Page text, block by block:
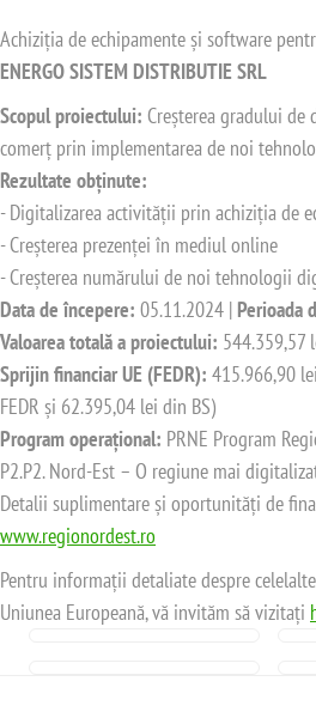
Achiziția de echipamente și software
ENERGO SISTEM DISTRIBUTIE SRL
Scopul proiectului: Creșterea gradului
comerț prin implementarea de noi
Rezultate obținute:
- Digitalizarea activității prin achiziția de
- Creșterea prezenței în mediul online
- Creșterea numărului de noi tehnologii
Data de începere: 05.11.2024 | Perioada
Valoarea totală a proiectului: 544.359,57
Sprijin financiar UE (FEDR): 415.966,90
FEDR și 62.395,04 lei din BS)
Program operațional: PRNE Program
P2.P2. Nord-Est – O regiune mai
Detalii suplimentare și oportunități de
www.regionordest.ro
Pentru informații detaliate despre
Uniunea Europeană, vă invităm să vizitați